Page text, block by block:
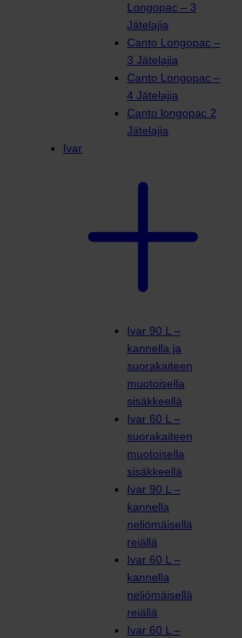
Longopac – 3
Jätelajia
Canto Longopac –
3 Jätelajia
Canto Longopac –
4 Jätelajia
Canto longopac 2
Jätelajia
Ivar
Ivar 90 L –
kannella ja
suorakaiteen
muotoisella
sisäkkeellä
Ivar 60 L –
suorakaiteen
muotoisella
sisäkkeellä
Ivar 90 L –
kannella
neliömäisellä
reiällä
Ivar 60 L –
kannella
neliömäisellä
reiällä
Ivar 60 L –